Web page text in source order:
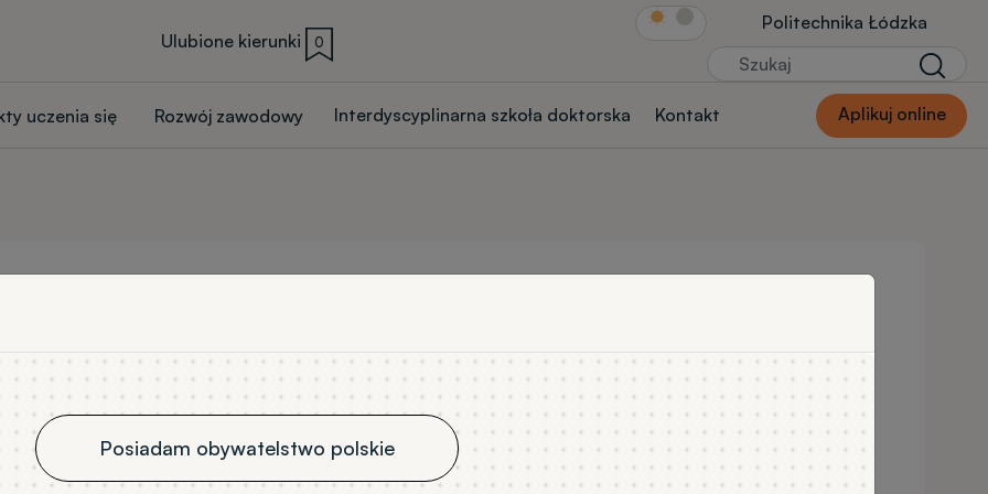
Ulubione kierunki 0
Link Str.głównej
Politechnika Łódzka
Szukaj
uczenia się Rozwój zawodowy Interdyscyplinarna szkoła doktorska Kontakt Aplikuj online
Posiadam obywatelstwo polskie
Łukasz Wiśniewski